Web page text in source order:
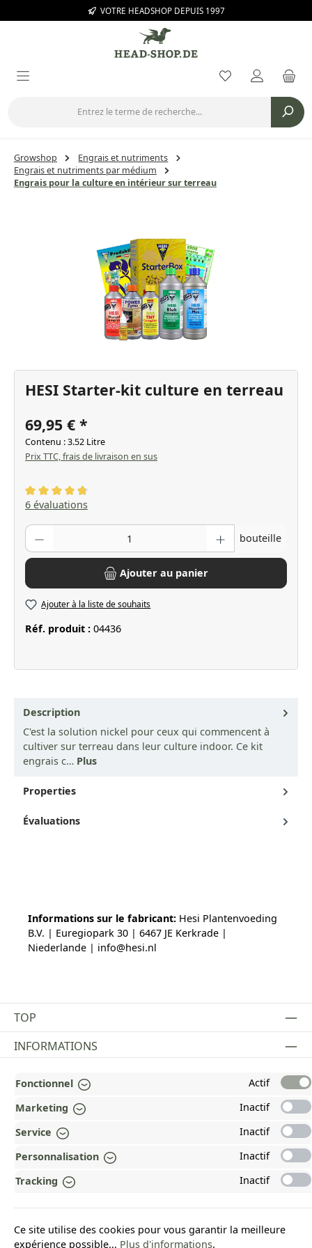
Passer au contenu principalVOTRE HEADSHOP DEPUIS 1997
Vous avez 0
Growshop
Engrais et nutriments
Engrais et nutriments par médium
Engrais pour la culture en intérieur sur terreau
HESI Starter-kit culture en terreau
69,95 €
Contenu :3.52 Litre
Prix TTC, frais de livraison en sus
Note moyenne de 4.83 sur 5 étoiles
6 évaluations
Quantité de produit : Entrez la quantité souhaitée ou utilisez les
bouteille
Ajouter au panier
Ajouter à la liste de souhaits
Réf. produit : 04436
Description
C'est la solution nickel pour ceux qui commencent à
cultiver sur terreau dans leur culture indoor. Ce kit
engrais c… Plus
Properties
Évaluations
Informations sur le fabricant: Hesi Plantenvoeding
B.V. | Euregiopark 30 | 6467 JE Kerkrade |
Niederlande | info@hesi.nl
TOP
Revoke a contract
INFORMATIONS
PAYMENT AND SHIPPING METHODS
RÉCOMPENSÉ ET CERTIFIÉ !
POURQUOI HEAD&NATURE ?
OUR COMMUNITIES
Fonctionnel
Actif
Marketing
Inactif
Service
Inactif
Personnalisation
Inactif
Tracking
Inactif
Ce site utilise des cookies pour vous garantir la meilleure
expérience possible... Plus d'informations.